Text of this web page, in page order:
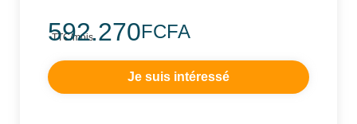
TTC/mois
Je suis intéressé
592.270FCFA
FCFA